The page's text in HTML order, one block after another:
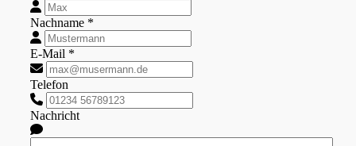
Nachname *
E-Mail *
Telefon
Nachricht